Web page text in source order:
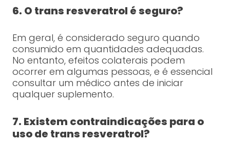
6. O trans resveratrol é seguro?
Em geral, é considerado seguro quando
consumido em quantidades adequadas.
No entanto, efeitos colaterais podem
ocorrer em algumas pessoas, e é essencial
consultar um médico antes de iniciar
qualquer suplemento.
7. Existem contraindicações para o
uso de trans resveratrol?